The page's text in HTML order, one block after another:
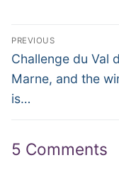
Navigation
de
l’article
PREVIOUS
Previous
post:
Challenge du Val
Marne, and the
is…
5 Comments